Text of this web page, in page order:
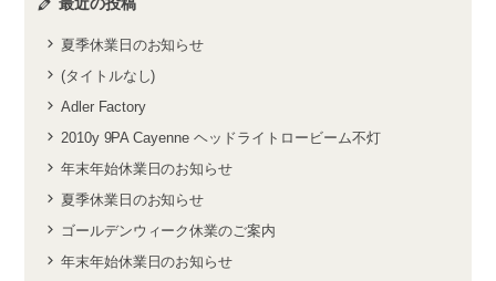
夏季休業日のお知らせ
(タイトルなし)
Adler Factory
2010y 9PA Cayenne ヘッドライトロービーム不灯
年末年始休業日のお知らせ
夏季休業日のお知らせ
ゴールデンウィーク休業のご案内
年末年始休業日のお知らせ